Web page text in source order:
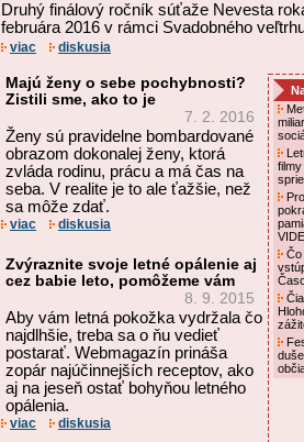
Druhý finálový ročník súťaže Nevesta
februára 2016 v rámci Svadobného
viac diskusia
Majú ženy o sebe pochybnosti?
Zistili sme, ako to je
7. 2. 2016
Ženy sú pravidelne bombardované
obrazom dokonalej ženy, ktorá
zvláda rodinu, prácu a má čas na
seba. V realite je to ale ťažšie, než
sa môže zdať.
viac diskusia
Zvýraznite svoje letné opálenie aj
cez babie leto, pomôžeme vám
8. 9. 2015
Aby vám letná pokožka vydržala čo
najdlhšie, treba sa o ňu vedieť
postarať. Webmagazín prináša
zopár najúčinnejších receptov, ako
aj na jeseň ostať bohyňou letného
opálenia.
viac diskusia
Čo